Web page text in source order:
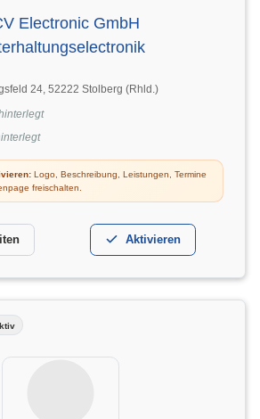
Electronic GmbH
24, 52222 Stolberg (Rhld.)
Logo, Beschreibung, Leistungen, Termine
freischalten.
Aktivieren